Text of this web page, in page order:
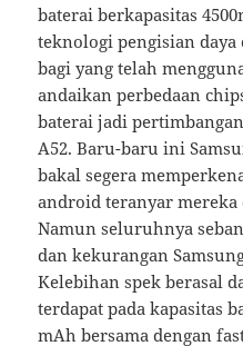
baterai berkapasitas
teknologi pengisian daya
bagi yang telah
andaikan perbedaan
baterai jadi
A52. Baru-baru ini
bakal segera
android teranyar
Namun seluruhnya
dan kekurangan
Kelebihan spek berasal
terdapat pada kapasitas
mAh bersama dengan